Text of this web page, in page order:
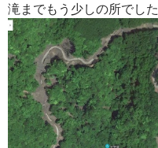
滝までもう少しの所でした